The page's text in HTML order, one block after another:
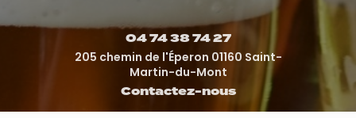
04 74 38 74 27
205 chemin de l'Éperon 01160 Saint-
Martin-du-Mont
Contactez-nous